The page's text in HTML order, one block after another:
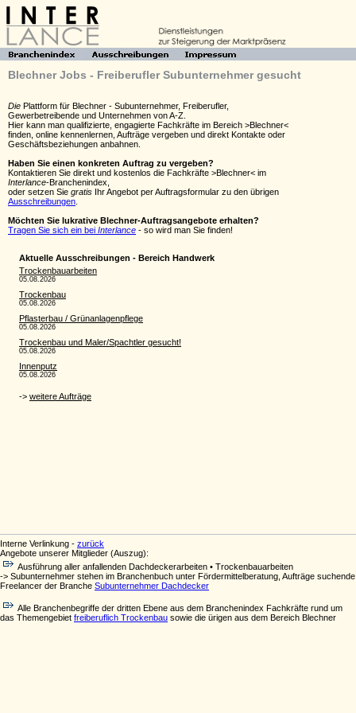
Blechner Jobs - Freiberufler Subunternehmer gesucht
Die Plattform für Blechner - Subunternehmer, Freiberufler,
Gewerbetreibende und Unternehmen von A-Z.
Hier kann man qualifizierte, engagierte Fachkräfte im Bereich >Blechner<
finden, online kennenlernen, Aufträge vergeben und direkt Kontakte oder
Geschäftsbeziehungen anbahnen.
Haben Sie einen konkreten Auftrag zu vergeben?
Kontaktieren Sie direkt und kostenlos die Fachkräfte >Blechner< im
Interlance-Branchenindex,
oder setzen Sie gratis Ihr Angebot per Auftragsformular zu den übrigen
Ausschreibungen
Möchten Sie lukrative Blechner-Auftragsangebote erhalten?
Tragen Sie sich ein bei Interlance - so wird man Sie finden!
Interne Verlinkung - zurück
Angebote unserer Mitglieder (Auszug):
Ausführung aller anfallenden Dachdeckerarbeiten • Trockenbauarbeiten
-> Subunternehmer stehen im Branchenbuch unter Fördermittelberatung, Aufträge suchende
Freelancer der Branche Subunternehmer Dachdecker
Alle Branchenbegriffe der dritten Ebene aus dem Branchenindex Fachkräfte rund um
das Themengebiet freiberuflich Trockenbau sowie die ürigen aus dem Bereich Blechner